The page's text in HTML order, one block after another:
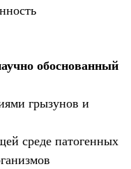
обоснованный
грызунов и
среде патогенных